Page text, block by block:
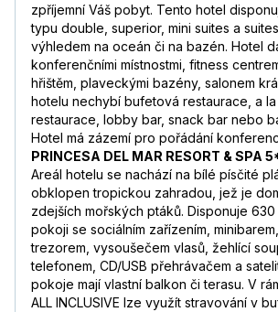
zpříjemní Váš pobyt. Tento hotel
typu double, superior, mini suites a
výhledem na oceán či na bazén. Hotel
konferenčními místnostmi, fitness
hřištěm, plaveckými bazény, salonem
hotelu nechybí bufetová restaurace, a
restaurace, lobby bar, snack bar nebo
Hotel má zázemí pro pořádání
PRINCESA DEL MAR RESORT &
Areál hotelu se nachází na bílé písčité
obklopen tropickou zahradou, jež je
zdejších mořských ptáků. Disponuje 630
pokoji se sociálním zařízením,
trezorem, vysoušečem vlasů, žehlící
telefonem, CD/USB přehrávačem a
pokoje mají vlastní balkon či terasu. V
ALL INCLUSIVE lze využít stravování v